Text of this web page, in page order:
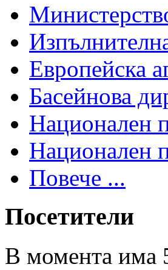
Европейска
Басейнова
Национален
Национален
Повече ...
Посетители
В момента има